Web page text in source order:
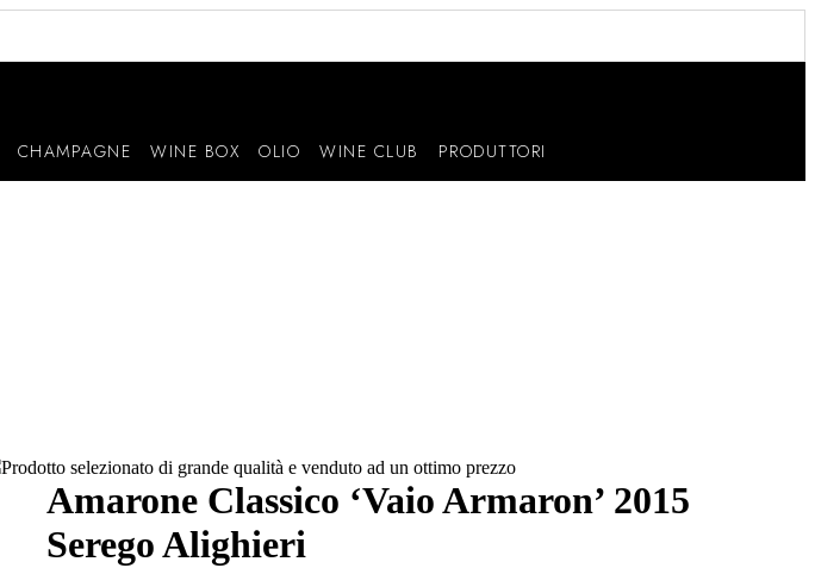
CHAMPAGNE WINE BOX OLIO WINE CLUB PRODUTTORI
Prodotto selezionato di grande qualità e venduto ad un ottimo prezzo
Amarone Classico ‘Vaio Armaron’ 2015
Serego Alighieri